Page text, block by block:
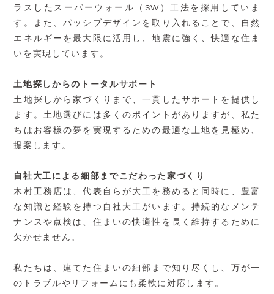
ラスしたスーパーウォール（SW）工法を採用していま
す。また、パッシブデザインを取り入れることで、自然
エネルギーを最大限に活用し、地震に強く、快適な住ま
いを実現しています。
土地探しからのトータルサポート
土地探しから家づくりまで、一貫したサポートを提供し
ます。土地選びには多くのポイントがありますが、私た
ちはお客様の夢を実現するための最適な土地を見極め、
提案します。
自社大工による細部までこだわった家づくり
木村工務店は、代表自らが大工を務めると同時に、豊富
な知識と経験を持つ自社大工がいます。持続的なメンテ
ナンスや点検は、住まいの快適性を長く維持するために
欠かせません。
私たちは、建てた住まいの細部まで知り尽くし、万が一
のトラブルやリフォームにも柔軟に対応します。